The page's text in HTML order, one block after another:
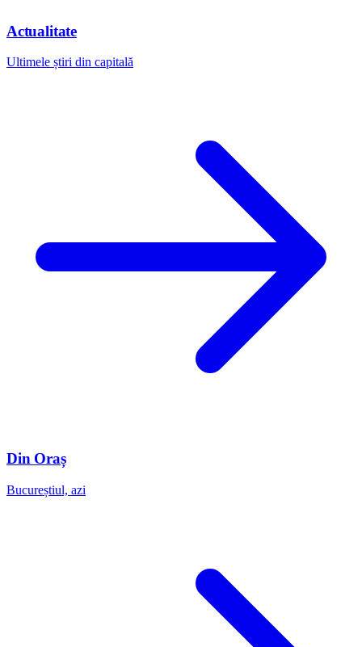
Actualitate
Ultimele știri din capitală
Din Oraș
Bucureștiul, azi